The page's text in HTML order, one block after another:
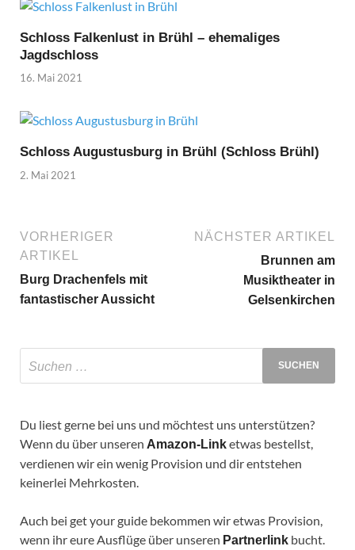
Schloss Falkenlust in Brühl – ehemaliges
Jagdschloss
16. Mai 2021
Schloss Augustusburg in Brühl (Schloss Brühl)
2. Mai 2021
VORHERIGER
ARTIKEL
Burg Drachenfels mit
fantastischer Aussicht
NÄCHSTER ARTIKEL
Brunnen am
Musiktheater in
Gelsenkirchen
Du liest gerne bei uns und möchtest uns unterstützen?
Wenn du über unseren Amazon-Linketwas bestellst,
verdienen wir ein wenig Provision und dir entstehen
keinerlei Mehrkosten.
Auch bei get your guide bekommen wir etwas Provision,
wenn ihr eure Ausflüge über unseren Partnerlink bucht.